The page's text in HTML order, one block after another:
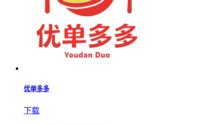
优单多多
下载